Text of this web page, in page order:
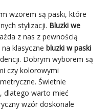
wzorem są paski, które
stylizacji. Bluzki we
z nas z pewnością
klasyczne bluzki w paski
Dobrym wyborem są
czy kolorowymi
Świetnie
dlatego warto mieć
wzór doskonale